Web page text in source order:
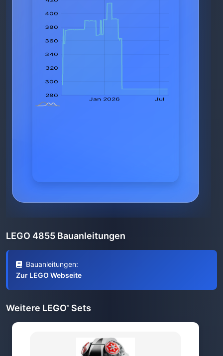
LEGO 4855 Bauanleitungen
Bauanleitungen:
Zur LEGO Webseite
Weitere LEGO® Sets